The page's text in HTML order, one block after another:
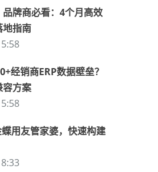
牌商必看：4个月高效
地指南
经销商ERP数据壁垒？
容方案
用友管家婆，快速构建